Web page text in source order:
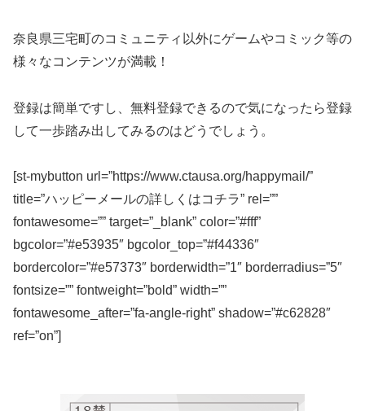
奈良県三宅町のコミュニティ以外にゲームやコミック等の
様々なコンテンツが満載！
登録は簡単ですし、無料登録できるので気になったら登録
して一歩踏み出してみるのはどうでしょう。
[st-mybutton url=”https://www.ctausa.org/happymail/”
title=”ハッピーメールの詳しくはコチラ” rel=””
fontawesome=”” target=”_blank” color=”#fff”
bgcolor=”#e53935″ bgcolor_top=”#f44336″
bordercolor=”#e57373″ borderwidth=”1″ borderradius=”5″
fontsize=”” fontweight=”bold” width=””
fontawesome_after=”fa-angle-right” shadow=”#c62828″
ref=”on”]